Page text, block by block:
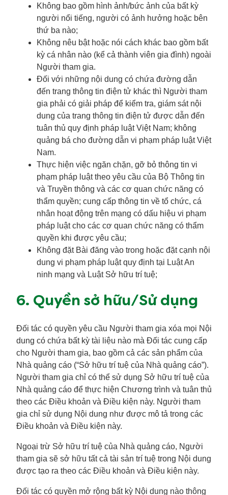
Không bao gồm hình ảnh/bức ảnh của bất kỳ
người nổi tiếng, người có ảnh hưởng hoặc bên
thứ ba nào;
Không nêu bật hoặc nói cách khác bao gồm bất
kỳ cá nhân nào (kể cả thành viên gia đình) ngoài
Người tham gia.
Đối với những nội dung có chứa đường dẫn
đến trang thông tin điện tử khác thì Người tham
gia phải có giải pháp để kiểm tra, giám sát nội
dung của trang thông tin điện tử được dẫn đến
tuân thủ quy định pháp luật Việt Nam; không
quảng bá cho đường dẫn vi phạm pháp luật Việt
Nam.
Thực hiện việc ngăn chặn, gỡ bỏ thông tin vi
phạm pháp luật theo yêu cầu của Bộ Thông tin
và Truyền thông và các cơ quan chức năng có
thẩm quyền; cung cấp thông tin về tổ chức, cá
nhân hoạt động trên mạng có dấu hiệu vi phạm
pháp luật cho các cơ quan chức năng có thẩm
quyền khi được yêu cầu;
Không đặt Bài đăng vào trong hoặc đặt cạnh nội
dung vi phạm pháp luật quy định tại Luật An
ninh mạng và Luật Sở hữu trí tuệ;
6. Quyền sở hữu/Sử dụng
Đối tác có quyền yêu cầu Người tham gia xóa mọi Nội
dung có chứa bất kỳ tài liệu nào mà Đối tác cung cấp
cho Người tham gia, bao gồm cả các sản phẩm của
Nhà quảng cáo (“Sở hữu trí tuệ của Nhà quảng cáo”).
Người tham gia chỉ có thể sử dụng Sở hữu trí tuệ của
Nhà quảng cáo để thực hiện Chương trình và tuân thủ
theo các Điều khoản và Điều kiện này. Người tham
gia chỉ sử dụng Nội dung như được mô tả trong các
Điều khoản và Điều kiện này.
Ngoại trừ Sở hữu trí tuệ của Nhà quảng cáo, Người
tham gia sẽ sở hữu tất cả tài sản trí tuệ trong Nội dung
được tạo ra theo các Điều khoản và Điều kiện này.
Đối tác có quyền mở rộng bất kỳ Nội dung nào thông